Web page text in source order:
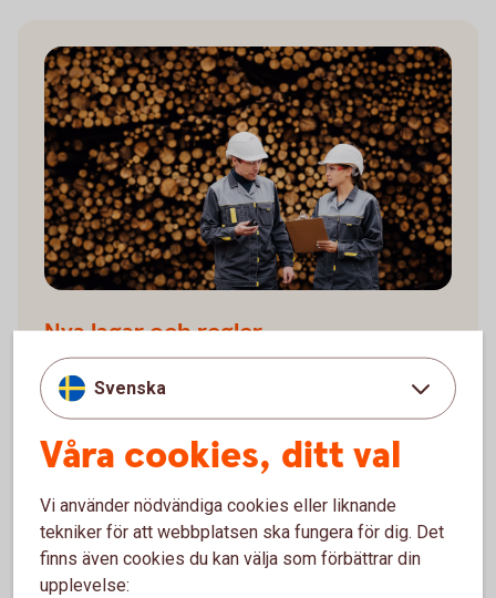
Nya lagar och regler
Varje nytt år brukar föra med sig lagändringar och nya
bestämmelser. Så blir det också det här året. Vi listar
Svenska
Våra cookies, ditt val
Vi använder nödvändiga cookies eller liknande
tekniker för att webbplatsen ska fungera för dig. Det
finns även cookies du kan välja som förbättrar din
upplevelse: